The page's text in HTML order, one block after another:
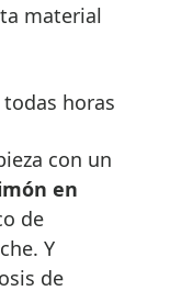
material
horas
con un
en
de
Y
de